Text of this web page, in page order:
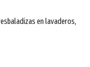
en lavaderos,